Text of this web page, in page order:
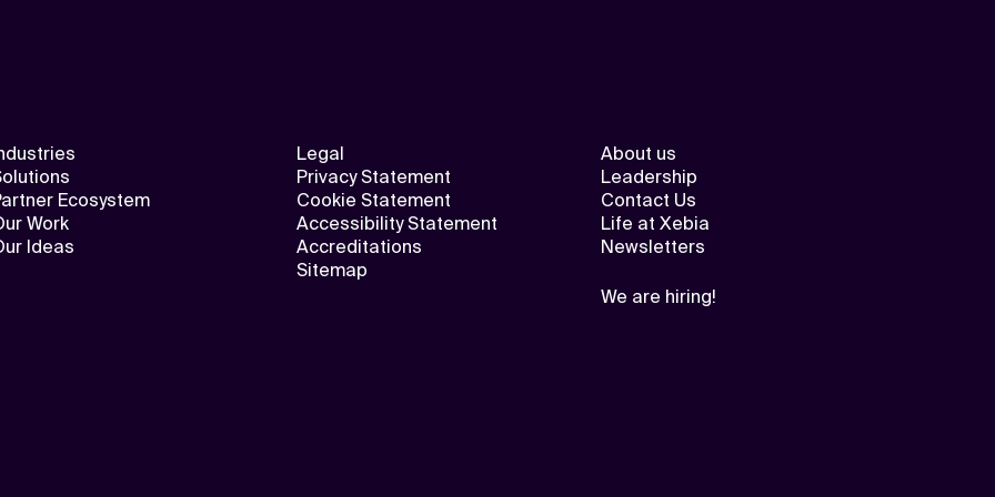
Ecosystem
Work
Ideas
Legal
Privacy Statement
Cookie Statement
Accessibility Statement
Accreditations
Sitemap
About us
Leadership
Contact Us
Life at Xebia
Newsletters
We are hiring!